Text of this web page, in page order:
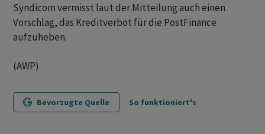
Syndicom vermisst laut der Mitteilung auch einen
Vorschlag, das Kreditverbot für die PostFinance
aufzuheben.
(AWP)
Bevorzugte Quelle So funktioniert's